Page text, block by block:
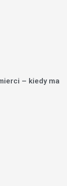
– kiedy ma